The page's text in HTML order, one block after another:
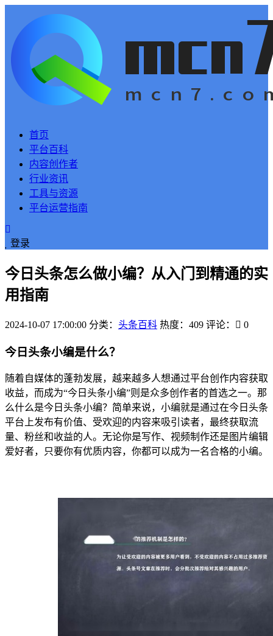
首页
平台百科
内容创作者
行业资讯
工具与资源
平台运营指南
登录
今日头条怎么做小编？从入门到精通的实
用指南
2024-10-07 17:00:00 分类： 头条百科 热度：409 评论： 0
今日头条小编是什么？
随着自媒体的蓬勃发展，越来越多人想通过平台创作内容获取
收益，而成为“今日头条小编”则是众多创作者的首选之一。那
么什么是今日头条小编？简单来说，小编就是通过在今日头条
平台上发布有价值、受欢迎的内容来吸引读者，最终获取流
量、粉丝和收益的人。无论你是写作、视频制作还是图片编辑
爱好者，只要你有优质内容，你都可以成为一名合格的小编。